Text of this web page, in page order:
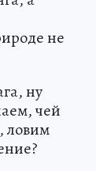
не
ну
чей
ловим